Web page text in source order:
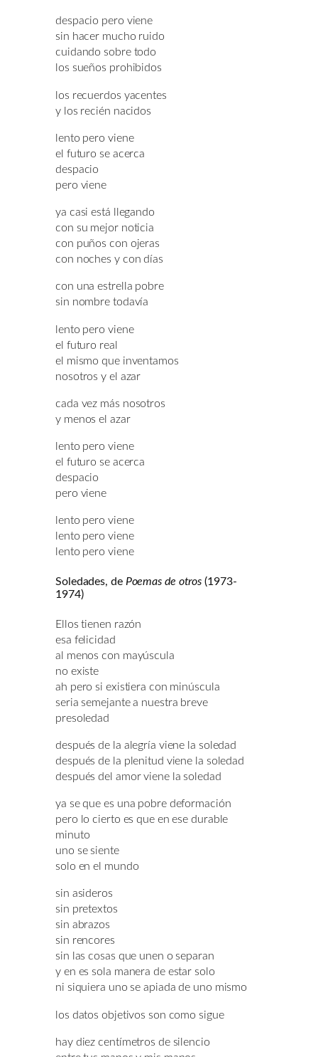
despacio pero viene
sin hacer mucho ruido
cuidando sobre todo
los sueños prohibidos
los recuerdos yacentes
y los recién nacidos
lento pero viene
el futuro se acerca
despacio
pero viene
ya casi está llegando
con su mejor noticia
con puños con ojeras
con noches y con días
con una estrella pobre
sin nombre todavía
lento pero viene
el futuro real
el mismo que inventamos
nosotros y el azar
cada vez más nosotros
y menos el azar
lento pero viene
el futuro se acerca
despacio
pero viene
lento pero viene
lento pero viene
lento pero viene
Soledades, de Poemas de otros (1973-
1974)
Ellos tienen razón
esa felicidad
al menos con mayúscula
no existe
ah pero si existiera con minúscula
seria semejante a nuestra breve
presoledad
después de la alegría viene la soledad
después de la plenitud viene la soledad
después del amor viene la soledad
ya se que es una pobre deformación
pero lo cierto es que en ese durable
minuto
uno se siente
solo en el mundo
sin asideros
sin pretextos
sin abrazos
sin rencores
sin las cosas que unen o separan
y en es sola manera de estar solo
ni siquiera uno se apiada de uno mismo
los datos objetivos son como sigue
hay diez centímetros de silencio